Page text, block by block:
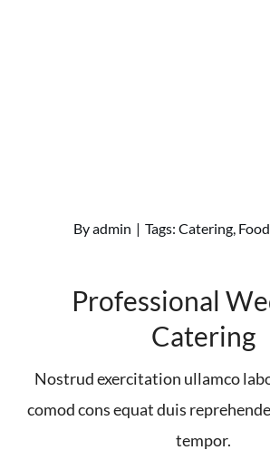
Byadmin | Tags: Catering, Food
Professional
Catering
Nostrud exercitation ullamco
comod cons equat duis
tempor.